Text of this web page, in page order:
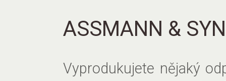
ASSMANN &
Vyprodukujete nějaký